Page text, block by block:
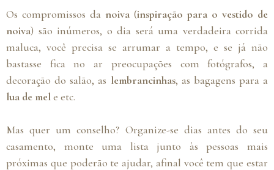
Os compromissos da noiva (inspiração para o vestido de
noiva) são inúmeros, o dia será uma verdadeira corrida
maluca, você precisa se arrumar a tempo, e se já não
bastasse fica no ar preocupações com fotógrafos, a
decoração do salão, as lembrancinhas, as bagagens para a
lua de mele etc.
Mas quer um conselho? Organize-se dias antes do seu
casamento, monte uma lista junto às pessoas mais
próximas que poderão te ajudar, afinal você tem que estar